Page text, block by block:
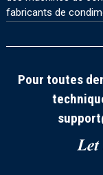
fabricants de
Pour toutes